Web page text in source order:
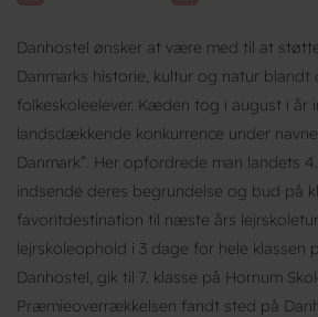
Danhostel ønsker at være med til at
Danmarks historie, kultur og natur blandt
folkeskoleelever. Kæden tog i august i år
landsdækkende konkurrence under
Danmark”. Her opfordrede man landets
indsende deres begrundelse og bud på
favoritdestination til næste års
lejrskoleophold i 3 dage for hele klassen
Danhostel, gik til 7. klasse på Hornum
Præmieoverrækkelsen fandt sted på